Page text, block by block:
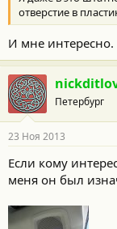
отверстие в
И мне интересно.
Петербург
23 Ноя 2013
Если кому
меня он был